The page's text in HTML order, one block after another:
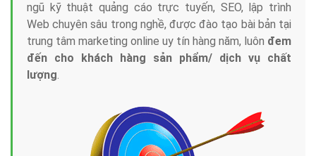
ngũ kỹ thuật quảng cáo trực tuyến, SEO, lập trình
Web chuyên sâu trong nghề, được đào tạo bài bản tại
trung tâm marketing online uy tín hàng năm, luôn đem
đến cho khách hàng sản phẩm/ dịch vụ chất
lượng.